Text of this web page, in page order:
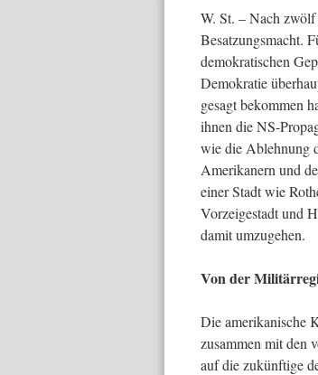
W. St. – Nach
Besatzungsmacht.
demokratischen
Demokratie
gesagt bekommen
ihnen die NS-
wie die Ablehnung
Amerikanern und
einer Stadt wie
Vorzeigestadt und
damit umzugehen.
Von der
Die amerikanische
zusammen mit den
auf die zukünftige